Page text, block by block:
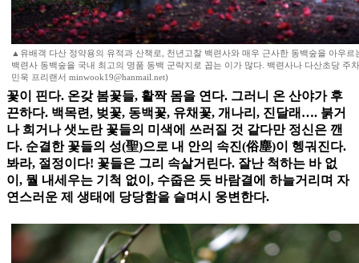
▲유배객 다산 정약용의 유적과 산책로, 천년고찰 백련사와 매우 근사한 동백숲을 아우르
백련사 동백숲을 국내 최고의 명품 동백 군락지로 꼽는 이가 많다. 백련사나 다산초당 주
민욱 프리랜서 minwook19@hanmail.net)
꽃이 핀다. 온갖 봄꽃들, 활짝 몸을 연다. 그러니 온 산야가 후
끈하다. 백목련, 벚꽃, 동백꽃, 유채꽃, 개나리, 진달래…. 붉거
나 희거나 샛노란 꽃들의 미색에 쓰러질 것 같다만 정신은 깬
다. 순결한 꽃들의 성(聖)으로 내 안의 속진(俗塵)이 헹궈진다.
봐라, 절정이다! 꽃들은 그리 속살거린다. 잘난 척하는 바 없
이, 뭘 내세우는 기척 없이, 수줍은 듯 바람결에 하늘거리며 자
연스러운 제 생태에 당당함을 슬며시 웅변한다.